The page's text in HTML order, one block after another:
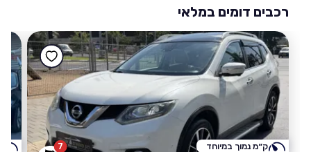
רכבים דומים במלאי
7 ק״מ נמוך במיוחד